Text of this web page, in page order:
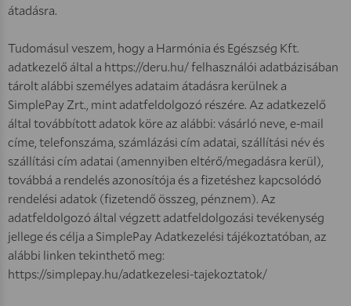
átadásra.
Tudomásul veszem, hogy a Harmónia és Egészség Kft.
adatkezelő által a https://deru.hu/ felhasználói adatbázisában
tárolt alábbi személyes adataim átadásra kerülnek a
SimplePay Zrt., mint adatfeldolgozó részére. Az adatkezelő
által továbbított adatok köre az alábbi: vásárló neve, e-mail
címe, telefonszáma, számlázási cím adatai, szállítási név és
szállítási cím adatai (amennyiben eltérő/megadásra kerül),
továbbá a rendelés azonosítója és a fizetéshez kapcsolódó
rendelési adatok (fizetendő összeg, pénznem). Az
adatfeldolgozó által végzett adatfeldolgozási tevékenység
jellege és célja a SimplePay Adatkezelési tájékoztatóban, az
alábbi linken tekinthető meg:
https://simplepay.hu/adatkezelesi-tajekoztatok/